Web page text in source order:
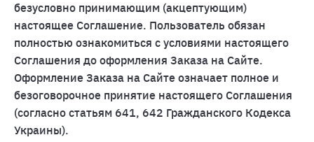
безусловно принимающим (акцептующим)
настоящее Соглашение. Пользователь обязан
полностью ознакомиться с условиями настоящего
Соглашения до оформления Заказа на Сайте.
Оформление Заказа на Сайте означает полное и
безоговорочное принятие настоящего Соглашения
(согласно статьям 641, 642 Гражданского Кодекса
Украины).